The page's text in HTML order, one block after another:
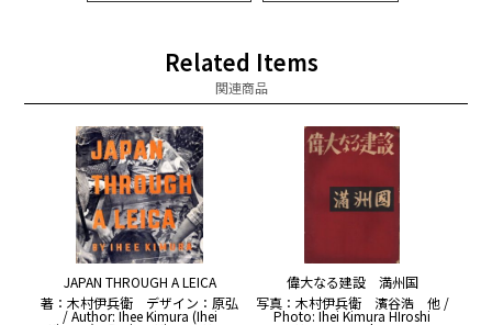
Related Items
関連商品
JAPAN THROUGH A LEICA
著：木村伊兵衛 デザイン：原弘
/ Author: Ihee Kimura (Ihei
偉大なる建設 満州国
写真：木村伊兵衛 濱谷浩 他 /
Photo: Ihei Kimura HIroshi